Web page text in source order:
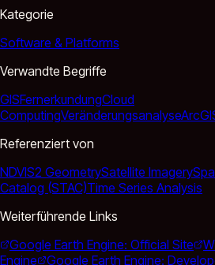
Kategorie
Software & Platforms
Verwandte Begriffe
GISFernerkundungCloud
ComputingVeränderungsanalyse
Referenziert von
NDVIS2 GeometrySatellite Imagery
Catalog (STAC)Time Series Analysis
Weiterführende Links
Google Earth Engine: Official Site
Engine
Google Earth Engine: